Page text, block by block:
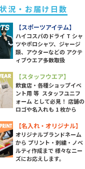
ース タンク・キャミ
ス ボトムス
況・お届け日数
【スポーツアイテム】
ハイコスパのドライ T シャ
ツやポロシャツ、ジャージ
類、アウターなどの アクテ
ィブウエア多数取扱
【スタッフウエア】
飲食店・各種ショップイベ
ント用 等 スタッフユニフ
ォーム として必見！ 店舗の
ロゴや名入れも 1 枚から
【名入れ・オリジナル】
オリジナルブランドネーム
から プリント・刺繍・ノベ
ルティ作成まで 様々なニー
ズにお応えします。